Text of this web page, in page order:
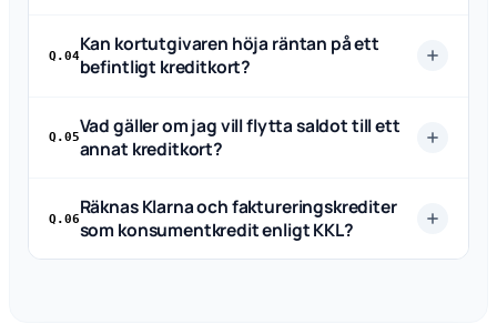
Q.04Kan kortutgivaren höja räntan på ett
befintligt kreditkort?
Q.05Vad gäller om jag vill flytta saldot till ett
annat kreditkort?
Q.06Räknas Klarna och faktureringskrediter
som konsumentkredit enligt KKL?